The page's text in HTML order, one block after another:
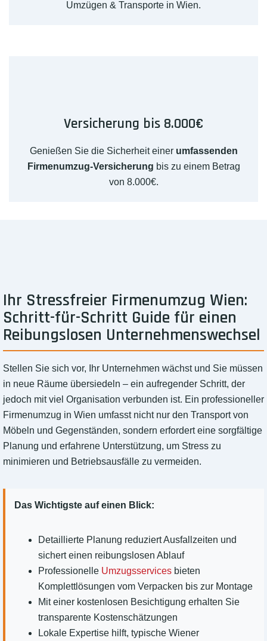
Umzügen & Transporte in Wien.
Versicherung bis 8.000€
Genießen Sie die Sicherheit einer umfassenden
Firmenumzug-Versicherung bis zu einem Betrag
von 8.000€.
Ihr Stressfreier Firmenumzug Wien:
Schritt-für-Schritt Guide für einen
Reibungslosen Unternehmenswechsel
Stellen Sie sich vor, Ihr Unternehmen wächst und Sie müssen
in neue Räume übersiedeln – ein aufregender Schritt, der
jedoch mit viel Organisation verbunden ist. Ein professioneller
Firmenumzug in Wien umfasst nicht nur den Transport von
Möbeln und Gegenständen, sondern erfordert eine sorgfältige
Planung und erfahrene Unterstützung, um Stress zu
minimieren und Betriebsausfälle zu vermeiden.
Das Wichtigste auf einen Blick:
Detaillierte Planung reduziert Ausfallzeiten und
sichert einen reibungslosen Ablauf
Professionelle Umzugsservices bieten
Komplettlösungen vom Verpacken bis zur Montage
Mit einer kostenlosen Besichtigung erhalten Sie
transparente Kostenschätzungen
Lokale Expertise hilft, typische Wiener